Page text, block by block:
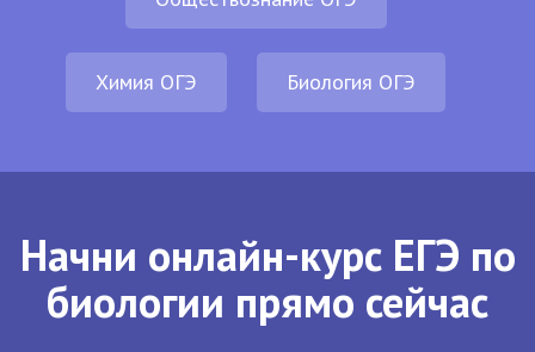
Химия ОГЭ Биология ОГЭ
Начни онлайн-курс ЕГЭ по
биологии прямо сейчас